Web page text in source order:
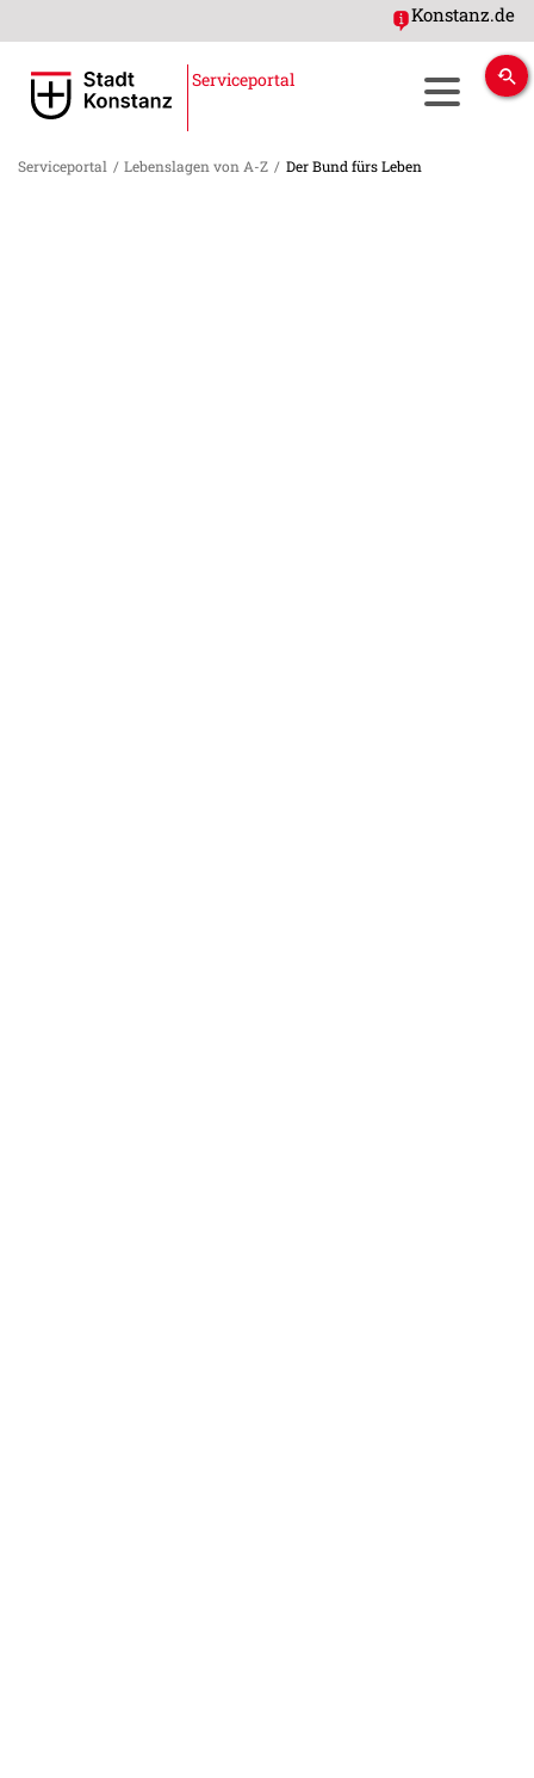
Konstanz.de
Serviceportal
Serviceportal / Lebenslagen von A-Z / Der Bund fürs Leben